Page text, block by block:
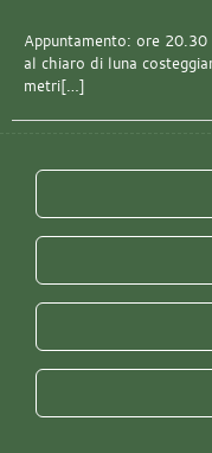
Appuntamento: ore
al chiaro di luna
metri[…]